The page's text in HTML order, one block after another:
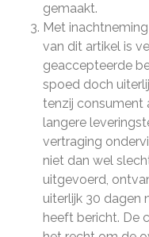
gemaakt.
Met
van dit artikel is
geaccepteerde
spoed doch
tenzij consument
langere
vertraging
niet dan wel
uitgevoerd,
uiterlijk 30 dagen
heeft bericht. De